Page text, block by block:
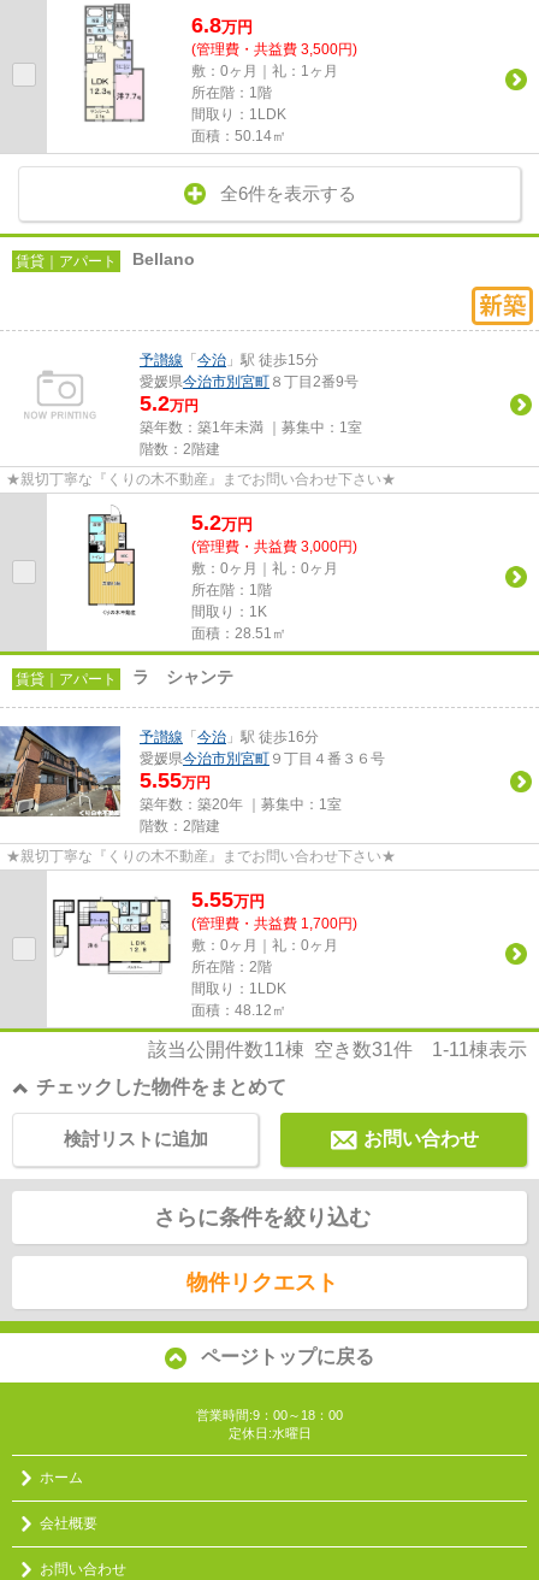
6.8万円
(管理費・共益費 3,500円)
敷：0ヶ月｜礼：1ヶ月
所在階：1階
間取り：1LDK
面積：50.14㎡
全6件を表示する
賃貸｜アパート Bellano
予讃線 「 今治 」駅 徒歩15分
愛媛県今治市別宮町 ８丁目2番9号
5.2万円
築年数：築1年未満 ｜募集中： 1室
階数：2階建
★親切丁寧な『くりの木不動産』までお問い合わせ下さい★
5.2万円
(管理費・共益費 3,000円)
敷：0ヶ月｜礼：0ヶ月
所在階：1階
間取り：1K
面積：28.51㎡
賃貸｜アパート ラ シャンテ
予讃線 「 今治 」駅 徒歩16分
愛媛県今治市別宮町 ９丁目４番３６号
5.55万円
築年数：築20年 ｜募集中： 1室
階数：2階建
★親切丁寧な『くりの木不動産』までお問い合わせ下さい★
5.55万円
(管理費・共益費 1,700円)
敷：0ヶ月｜礼：0ヶ月
所在階：2階
間取り：1LDK
面積：48.12㎡
該当公開件数11棟 空き数31件 1-11棟表示
チェックした物件をまとめて
お問い合わせ
検討リストに追加
さらに条件を絞り込む
物件リクエスト
ページトップに戻る
営業時間:9：00～18：00
定休日:水曜日
ホーム
会社概要
お問い合わせ